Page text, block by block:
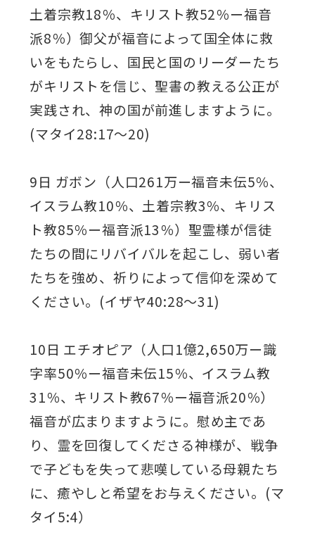
土着宗教18％、キリスト教52％ー福音
派8％）御父が福音によって国全体に救
いをもたらし、国民と国のリーダーたち
がキリストを信じ、聖書の教える公正が
実践され、神の国が前進しますように。
(マタイ28:17～20)
9日 ガボン（人口261万ー福音未伝5％、
イスラム教10％、土着宗教3％、キリス
ト教85％ー福音派13％）聖霊様が信徒
たちの間にリバイバルを起こし、弱い者
たちを強め、祈りによって信仰を深めて
ください。(イザヤ40:28～31)
10日 エチオピア（人口1億2,650万ー識
字率50％ー福音未伝15％、イスラム教
31％、キリスト教67％ー福音派20％）
福音が広まりますように。慰め主であ
り、霊を回復してくださる神様が、戦争
で子どもを失って悲嘆している母親たち
に、癒やしと希望をお与えください。(マ
タイ5:4）